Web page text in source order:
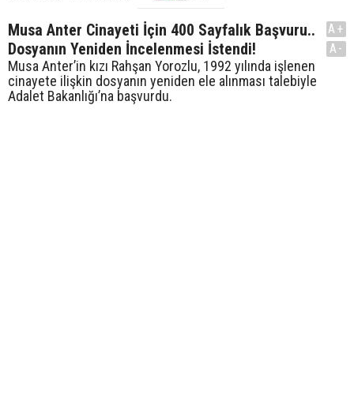
Musa Anter Cinayeti İçin 400 Sayfalık Başvuru..
Dosyanın Yeniden İncelenmesi İstendi!
Musa Anter’in kızı Rahşan Yorozlu, 1992 yılında işlenen
cinayete ilişkin dosyanın yeniden ele alınması talebiyle
Adalet Bakanlığı’na başvurdu.
A+
A-